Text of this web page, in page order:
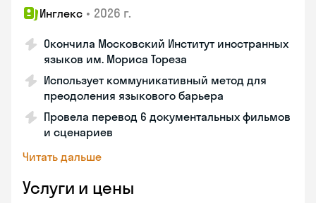
Инглекс • 2026 г.
Окончила Московский Институт иностранных
языков им. Мориса Тореза
Использует коммуникативный метод для
преодоления языкового барьера
Провела перевод 6 документальных фильмов
и сценариев
Читать дальше
Услуги и цены